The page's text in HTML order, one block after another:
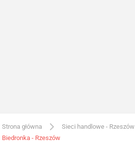
Strona główna Sieci handlowe - Rzeszów
Biedronka - Rzeszów